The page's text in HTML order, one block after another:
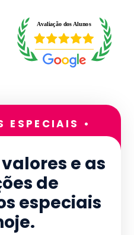
ESPECIAIS •
e as
de
especiais